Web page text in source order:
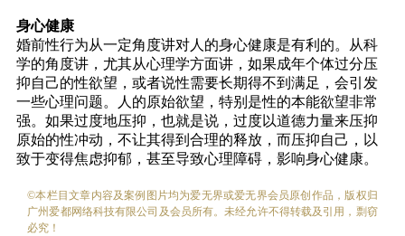
身心健康
婚前性行为从一定角度讲对人的身心健康是有利的。从科
学的角度讲，尤其从心理学方面讲，如果成年个体过分压
抑自己的性欲望，或者说性需要长期得不到满足，会引发
一些心理问题。人的原始欲望，特别是性的本能欲望非常
强。如果过度地压抑，也就是说，过度以道德力量来压抑
原始的性冲动，不让其得到合理的释放，而压抑自己，以
致于变得焦虑抑郁，甚至导致心理障碍，影响身心健康。
©本栏目文章内容及案例图片均为爱无界或爱无界会员原创作品，版权归
广州爱都网络科技有限公司及会员所有。未经允许不得转载及引用，剽窃
必究！